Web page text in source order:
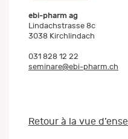
ebi-pharm ag
Lindachstrasse 8c
3038 Kirchlindach
031 828 12 22
seminare@ebi-pharm.ch
Retour à la vue